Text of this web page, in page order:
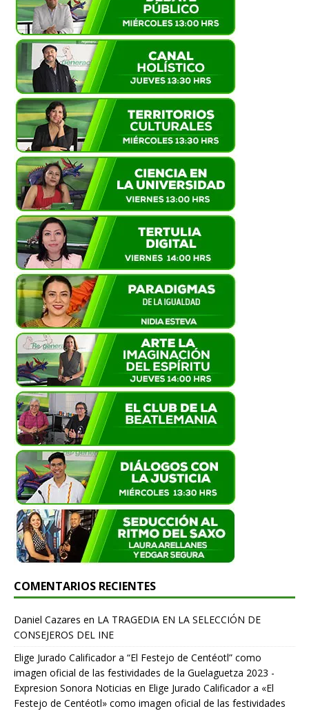
COMENTARIOS RECIENTES
Daniel Cazares en LA TRAGEDIA EN LA SELECCIÓN DE
CONSEJEROS DEL INE
Elige Jurado Calificador a “El Festejo de Centéotl” como
imagen oficial de las festividades de la Guelaguetza 2023 -
Expresion Sonora Noticias en Elige Jurado Calificador a «El
Festejo de Centéotl» como imagen oficial de las festividades